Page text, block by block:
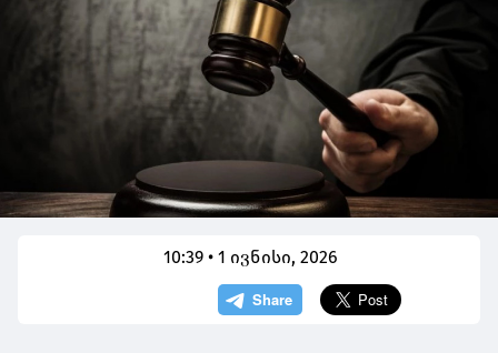
10:39 • 1 ივნისი, 2026